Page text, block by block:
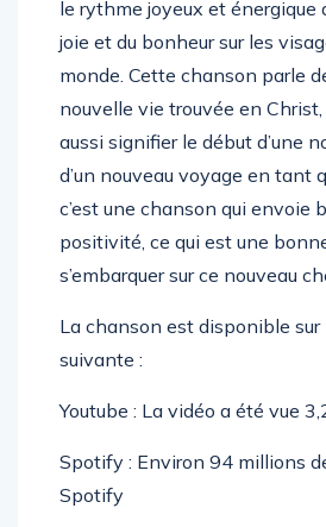
le rythme joyeux et énergique
joie et du bonheur sur les
monde. Cette chanson parle
nouvelle vie trouvée en
aussi signifier le début d’une
d’un nouveau voyage en tant
c’est une chanson qui envoie
positivité, ce qui est une
s’embarquer sur ce nouveau
La chanson est disponible
suivante :
Youtube : La vidéo a été vue
Spotify : Environ 94 millions
Spotify